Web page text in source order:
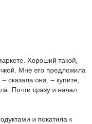
Хороший такой,
Мне его предложила
сказала она, – купите,
Почти сразу и начал
и покатила к